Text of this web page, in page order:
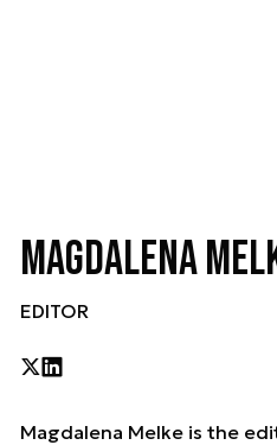
Magdalena
EDITOR
Magdalena Melke is the